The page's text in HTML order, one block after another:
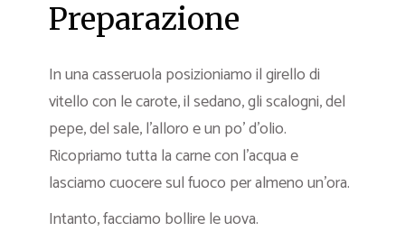
Preparazione
In una casseruola posizioniamo il girello di
vitello con le carote, il sedano, gli scalogni, del
pepe, del sale, l’alloro e un po’ d’olio.
Ricopriamo tutta la carne con l’acqua e
lasciamo cuocere sul fuoco per almeno un’ora.
Intanto, facciamo bollire le uova.